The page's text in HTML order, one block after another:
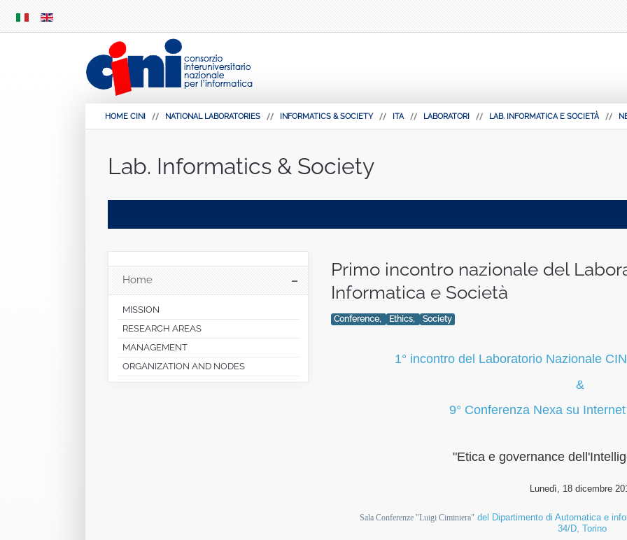
MENU
HOME CINI NATIONAL LABORATORIES INFORMATICS & SOCIETY ITA LABORATORI LAB. INFORMATICA E SOCIETÀ
Lab. Informatics & Society
Primo incontro nazionale del
Informatica e Società
Conference, Ethics, Society
1° incontro del Laboratorio Nazionale
&
9° Conferenza Nexa su
"Etica e governance
Lunedì, 18 dicembre
Sala Conferenze "Luigi Ciminiera" del Dipartimento di Automatica e
34/D, Torino
Home
MISSION
RESEARCH AREAS
MANAGEMENT
ORGANIZATION AND NODES